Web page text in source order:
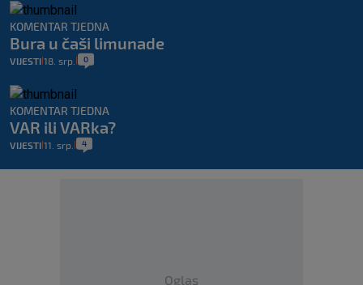
KOMENTAR TJEDNA
Bura u čaši limunade
VIJESTI 18. srp. 0
KOMENTAR TJEDNA
VAR ili VARka?
VIJESTI 11. srp. 4
Oglas